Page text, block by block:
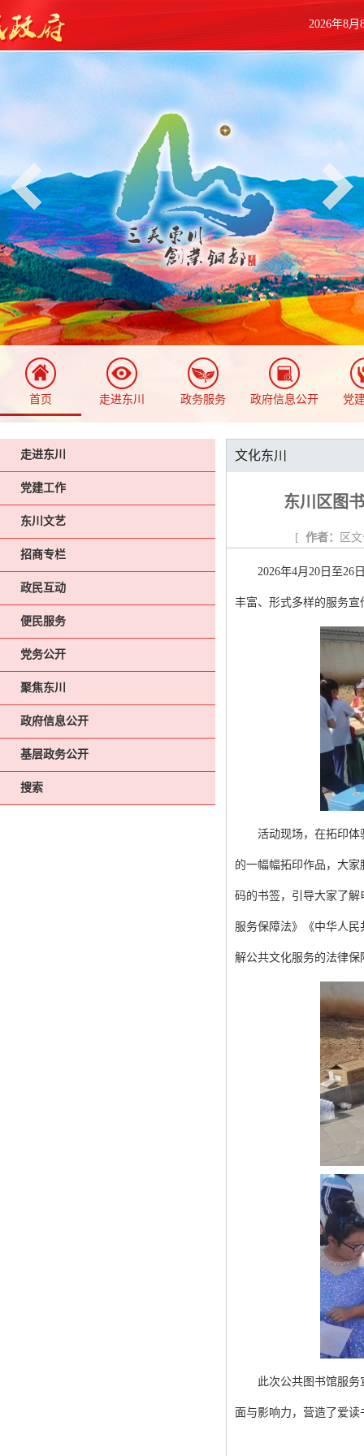
2026年8
首页 走进东川 政务服务 政府信息公开 党
走进东川
党建工作
东川文艺
招商专栏
政民互动
便民服务
党务公开
聚焦东川
政府信息公开
基层政务公开
搜索
文化东川
东川区图
[ 作者： 区
2026年4月20日至26
丰富、形式多样的服务
活动现场，在拓印体
的一幅幅拓印作品，大
码的书签，引导大家了
服务保障法》《中华人
解公共文化服务的法律
此次公共图书馆服
面与影响力，营造了爱